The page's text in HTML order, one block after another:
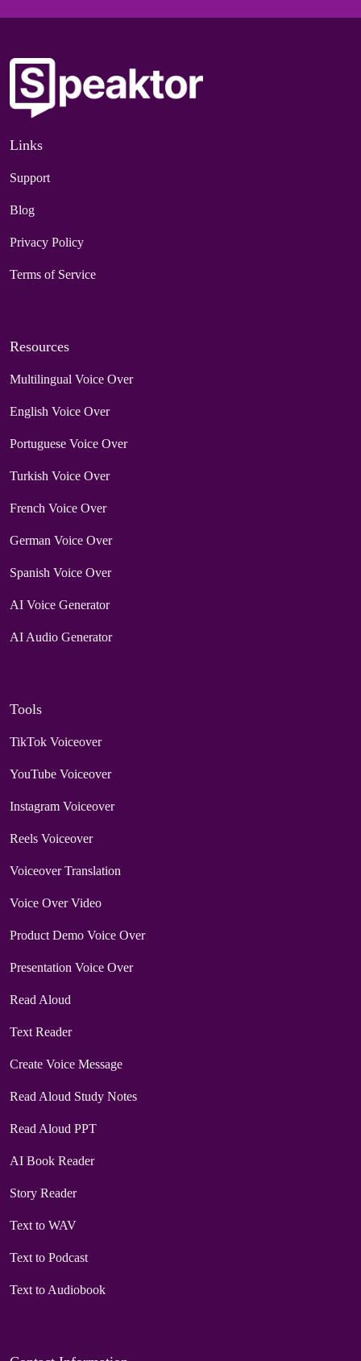
Links
Support
Blog
Privacy Policy
Terms of Service
Resources
Multilingual Voice Over
English Voice Over
Portuguese Voice Over
Turkish Voice Over
French Voice Over
German Voice Over
Spanish Voice Over
AI Voice Generator
AI Audio Generator
Tools
TikTok Voiceover
YouTube Voiceover
Instagram Voiceover
Reels Voiceover
Voiceover Translation
Voice Over Video
Product Demo Voice Over
Presentation Voice Over
Read Aloud
Text Reader
Create Voice Message
Read Aloud Study Notes
Read Aloud PPT
AI Book Reader
Story Reader
Text to WAV
Text to Podcast
Text to Audiobook